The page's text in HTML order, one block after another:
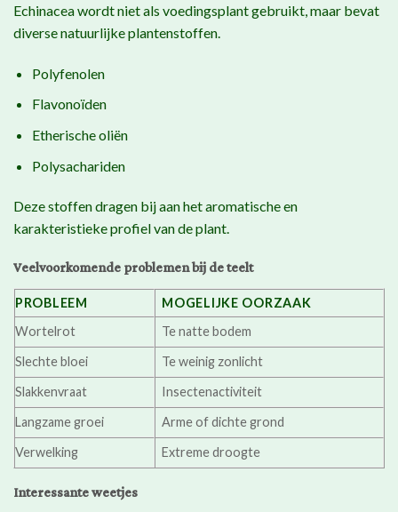
Echinacea wordt niet als voedingsplant gebruikt, maar bevat
diverse natuurlijke plantenstoffen.
Polyfenolen
Flavonoïden
Etherische oliën
Polysachariden
Deze stoffen dragen bij aan het aromatische en
karakteristieke profiel van de plant.
Veelvoorkomende problemen bij de teelt
PROBLEEM
MOGELIJKE OORZAAK
Wortelrot
Te natte bodem
Slechte bloei
Te weinig zonlicht
Slakkenvraat
Insectenactiviteit
Langzame groei
Arme of dichte grond
Verwelking
Extreme droogte
Interessante weetjes